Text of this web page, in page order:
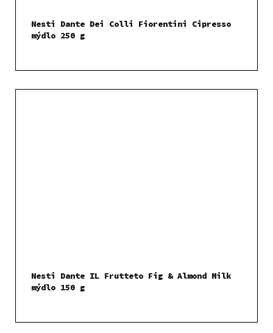
Nesti Dante Dei Colli Fiorentini Cipresso
mýdlo 250 g
Nesti Dante IL Frutteto Fig & Almond Milk
mýdlo 150 g